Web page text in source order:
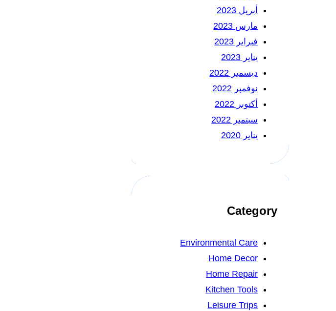
أبريل 2023
مارس 2023
فبراير 2023
يناير 2023
ديسمبر 2022
نوفمبر 2022
أكتوبر 2022
سبتمبر 2022
يناير 2020
Category
Environmental Care
Home Decor
Home Repair
Kitchen Tools
Leisure Trips